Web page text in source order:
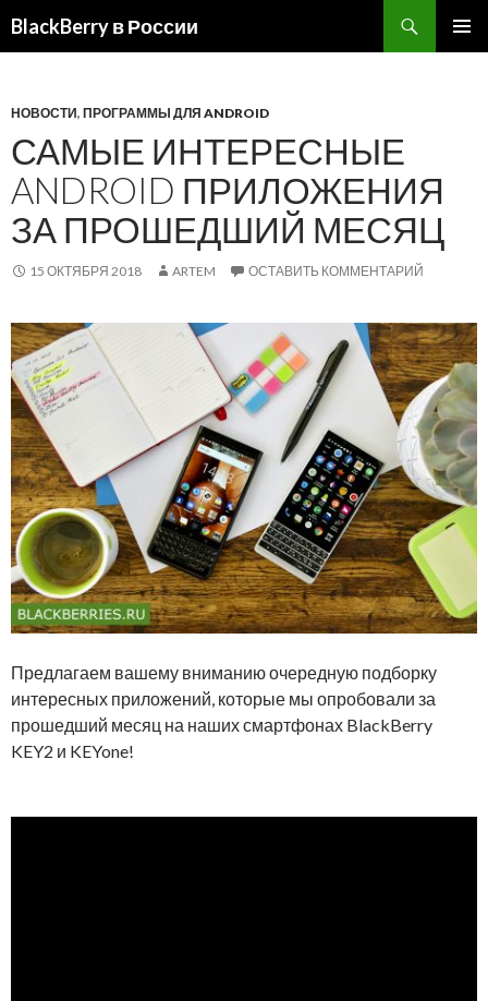
BlackBerry в России
НОВОСТИ, ПРОГРАММЫ ДЛЯ ANDROID
САМЫЕ ИНТЕРЕСНЫЕ
ANDROID ПРИЛОЖЕНИЯ
ЗА ПРОШЕДШИЙ МЕСЯЦ
15 ОКТЯБРЯ 2018 ARTEM ОСТАВИТЬ КОММЕНТАРИЙ
Предлагаем вашему вниманию очередную подборку
интересных приложений, которые мы опробовали за
прошедший месяц на наших смартфонах BlackBerry
KEY2 и KEYone!